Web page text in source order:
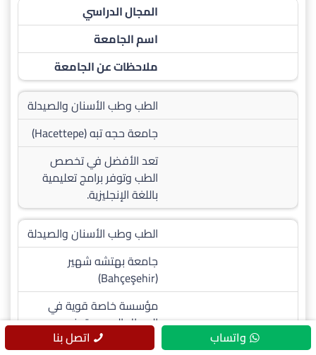
المجال الدراسي
اسم الجامعة
ملاحظات عن الجامعة
الطب وطب الأسنان والصيدلة
جامعة حجه تبه (Hacettepe)
تعد الأفضل في تخصص
الطب وتوفر برامج تعليمية
باللغة الإنجليزية.
الطب وطب الأسنان والصيدلة
جامعة بهتشه شهير
(Bahçeşehir)
مؤسسة خاصة قوية في
المجال الصحي تمنح
تسهيلات عديدة للطلاب.
واتساب اتصل بنا